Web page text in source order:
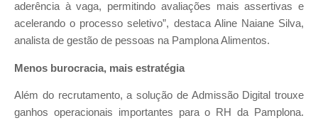
aderência à vaga, permitindo avaliações mais assertivas e
acelerando o processo seletivo”, destaca Aline Naiane Silva,
analista de gestão de pessoas na Pamplona Alimentos.
Menos burocracia, mais estratégia
Além do recrutamento, a solução de Admissão Digital trouxe
ganhos operacionais importantes para o RH da Pamplona.